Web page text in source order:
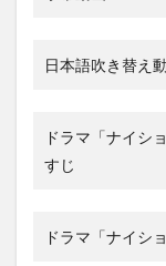
日本語吹き替え
ドラマ「ナイシ
すじ
ドラマ「ナイシ